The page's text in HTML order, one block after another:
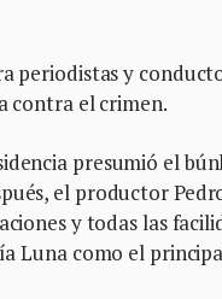
periodistas y
contra el crimen.
presumió el
el productor
y todas las
Luna como el